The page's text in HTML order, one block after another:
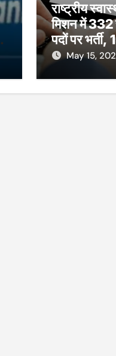
राष्ट्रीय
मिशन में 332
पदों पर भर्ती,
से शुरू होंगे
ऑनलाइन
May 15,